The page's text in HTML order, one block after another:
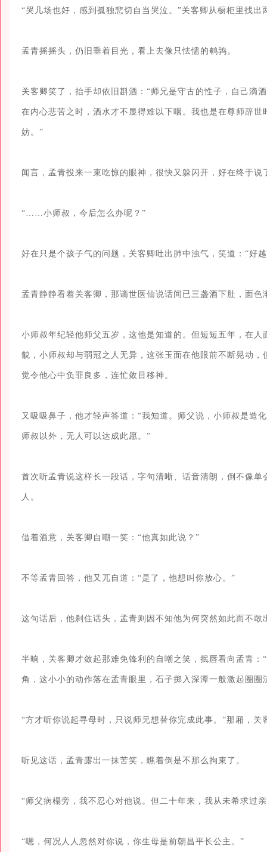
“哭几场也好，感到孤独悲切自当哭泣。”关客卿从橱柜里找
孟青摇摇头，仍旧垂着目光，看上去像只怯懦的鹌鹑。
关客卿笑了，抬手却依旧斟酒：“师兄是守古的性子，自己滴
在内心悲苦之时，酒水才不显得难以下咽。我也是在尊师辞
妨。”
闻言，孟青投来一束吃惊的眼神，很快又躲闪开，好在终于
“……小师叔，今后怎么办呢？”
好在只是个孩子气的问题，关客卿吐出肺中浊气，笑道：“好
孟青静静看着关客卿，那谪世医仙说话间已三盏酒下肚，面色
小师叔年纪轻他师父五岁，这他是知道的。但短短五年，在
貌，小师叔却与弱冠之人无异，这张玉面在他眼前不断晃动
觉令他心中负罪良多，连忙敛目移神。
又吸吸鼻子，他才轻声答道：“我知道。师父说，小师叔是造
师叔以外，无人可以达成此愿。”
首次听孟青说这样长一段话，字句清晰、话音清朗，倒不像
人。
借着酒意，关客卿自嘲一笑：“他真如此说？”
不等孟青回答，他又兀自道：“是了，他想叫你放心。”
这句话后，他刹住话头，孟青则因不知他为何突然如此而不敢
半晌，关客卿才敛起那难免锋利的自嘲之笑，抿唇看向孟青
角，这小小的动作落在孟青眼里，石子掷入深潭一般激起圈圈
“方才听你说起寻母时，只说师兄想替你完成此事。”那厢，
听见这话，孟青露出一抹苦笑，瞧着倒是不那么拘束了。
“师父病榻旁，我不忍心对他说。但二十年来，我从未希求过
“嗯，何况人人忽然对你说，你生母是前朝昌平长公主。”